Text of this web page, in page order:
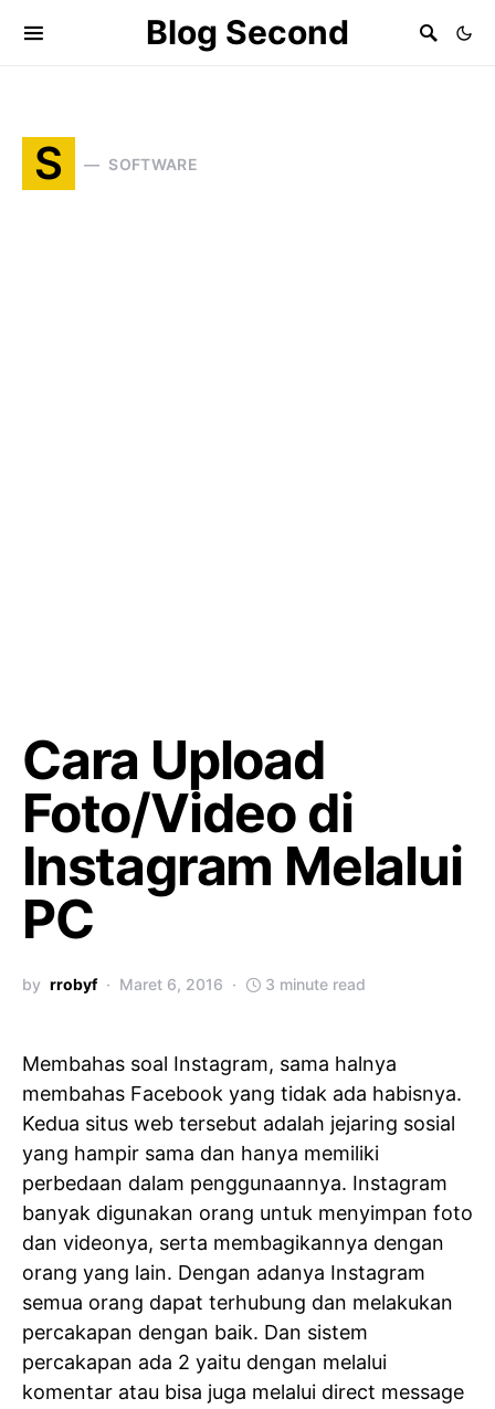
Blog Second
S SOFTWARE
Cara Upload
Foto/Video di
Instagram Melalui
PC
by rrobyf Maret 6, 2016 3 minute read
Membahas soal Instagram, sama halnya
membahas Facebook yang tidak ada habisnya.
Kedua situs web tersebut adalah jejaring sosial
yang hampir sama dan hanya memiliki
perbedaan dalam penggunaannya. Instagram
banyak digunakan orang untuk menyimpan foto
dan videonya, serta membagikannya dengan
orang yang lain. Dengan adanya Instagram
semua orang dapat terhubung dan melakukan
percakapan dengan baik. Dan sistem
percakapan ada 2 yaitu dengan melalui
komentar atau bisa juga melalui direct message